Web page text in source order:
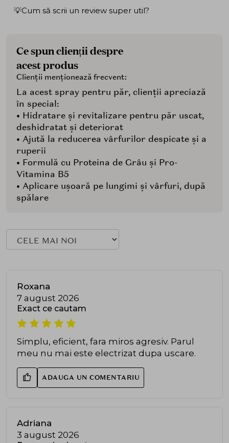
💡Cum să scrii un review super util?
Ce spun clienții despre
acest produs
Clienții menționează frecvent:
La acest spray pentru păr, clienții apreciază
în special:
• Hidratare și revitalizare pentru păr uscat,
deshidratat și deteriorat
• Ajută la reducerea vârfurilor despicate și a
ruperii
• Formulă cu Proteina de Grâu și Pro-
Vitamina B5
• Aplicare ușoară pe lungimi și vârfuri, după
spălare
Roxana
7 august 2026
Exact ce cautam
Simplu, eficient, fara miros agresiv. Parul
meu nu mai este electrizat dupa uscare.
ADAUGA UN COMENTARIU
Adriana
3 august 2026